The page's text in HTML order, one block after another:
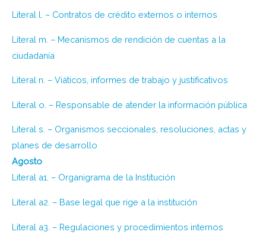
Literal l. – Contratos de crédito externos o internos
Literal m. – Mecanismos de rendición de cuentas a la
ciudadanía
Literal n. – Viáticos, informes de trabajo y justificativos
Literal o. – Responsable de atender la información pública
Literal s. – Organismos seccionales, resoluciones, actas y
planes de desarrollo
Agosto
Literal a1. – Organigrama de la Institución
Literal a2. – Base legal que rige a la institución
Literal a3. – Regulaciones y procedimientos internos